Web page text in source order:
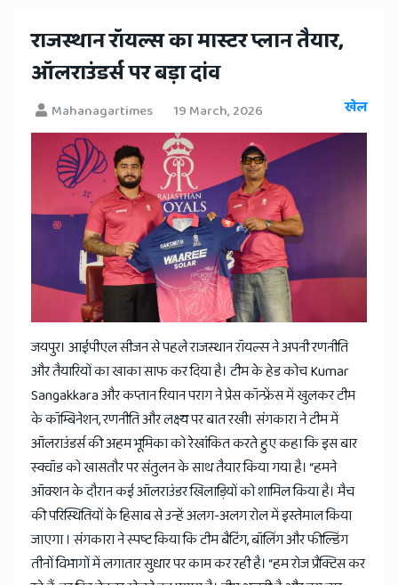
​राजस्थान रॉयल्स का मास्टर प्लान तैयार,
ऑलराउंडर्स पर बड़ा दांव
Mahanagartimes 19 March, 2026 खेल
जयपुर। आईपीएल सीजन से पहले राजस्थान रॉयल्स ने अपनी रणनीति
और तैयारियों का खाका साफ कर दिया है। टीम के हेड कोच Kumar
Sangakkara और कप्तान रियान पराग ने प्रेस कॉन्फ्रेंस में खुलकर टीम
के कॉम्बिनेशन, रणनीति और लक्ष्य पर बात रखी। संगकारा ने टीम में
ऑलराउंडर्स की अहम भूमिका को रेखांकित करते हुए कहा कि इस बार
स्क्वॉड को खासतौर पर संतुलन के साथ तैयार किया गया है। “हमने
ऑक्शन के दौरान कई ऑलराउंडर खिलाड़ियों को शामिल किया है। मैच
की परिस्थितियों के हिसाब से उन्हें अलग-अलग रोल में इस्तेमाल किया
जाएगा । संगकारा ने स्पष्ट किया कि टीम बैटिंग, बॉलिंग और फील्डिंग
तीनों विभागों में लगातार सुधार पर काम कर रही है। “हम रोज प्रैक्टिस कर